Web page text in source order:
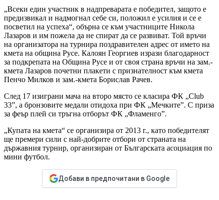
„Всеки един участник в надпреварата е победител, защото е
предизвикал и надмогнал себе си, положил е усилия и се е
посветил на успеха“, обърна се към участниците Никола
Лазаров и им пожела да не спират да се развиват. Той връчи
на организатора на турнира поздравителен адрес от името на
кмета на община Русе. Калоян Георгиев изрази благодарност
за подкрепата на Община Русе и от своя страна връчи на зам.-
кмета Лазаров почетни плакети с признателност към кмета
Пенчо Милков и зам.-кмета Борислав Рачев.
След 17 изиграни мача на второ място се класира ФК „Club
33”, а бронзовите медали отидоха при ФК „Мечките”. С приза
за феър плей си тръгна отборът ФК „Фламенго”.
„Купата на кмета“ се организира от 2013 г., като победителят
ще премери сили с най-добрите отбори от страната на
държавния турнир, организиран от Българската асоциация по
мини футбол.
Добави в предпочитани в Google